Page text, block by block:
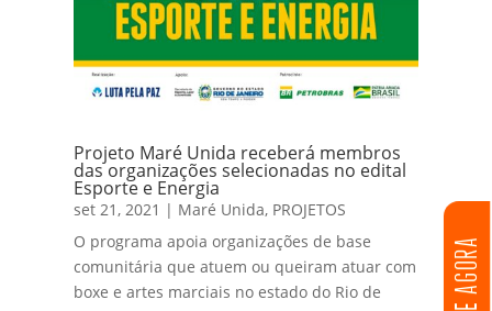
DOE AGORA
Projeto Maré Unida receberá membros
das organizações selecionadas no edital
Esporte e Energia
set 21, 2021 | Maré Unida, PROJETOS
O programa apoia organizações de base
comunitária que atuem ou queiram atuar com
boxe e artes marciais no estado do Rio de